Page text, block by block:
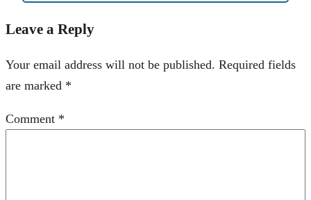
Leave a Reply
Your email address will not be published. Required fields
are marked *
Comment *